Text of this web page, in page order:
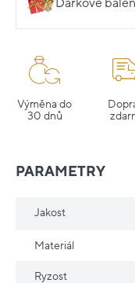
Dárkové
Výměna do
30 dnů
PARAMETRY
Jakost
Materiál
Ryzost